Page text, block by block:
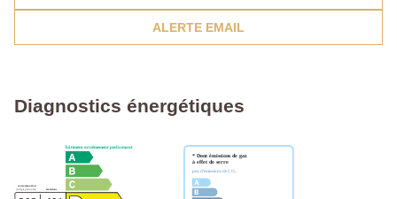
ALERTE EMAIL
Diagnostics énergétiques